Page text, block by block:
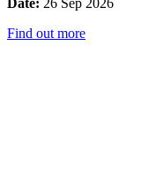
Date: 26 Sep 2026
Find out more